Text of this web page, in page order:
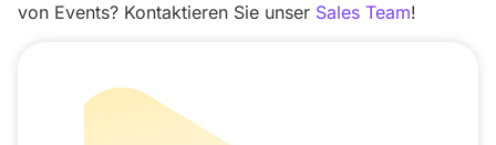
von Events? Kontaktieren Sie unser Sales Team!